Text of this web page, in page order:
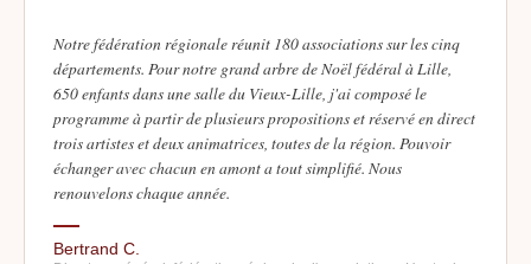
Notre fédération régionale réunit 180 associations sur les cinq
départements. Pour notre grand arbre de Noël fédéral à Lille,
650 enfants dans une salle du Vieux-Lille, j'ai composé le
programme à partir de plusieurs propositions et réservé en direct
trois artistes et deux animatrices, toutes de la région. Pouvoir
échanger avec chacun en amont a tout simplifié. Nous
renouvelons chaque année.
Bertrand C.